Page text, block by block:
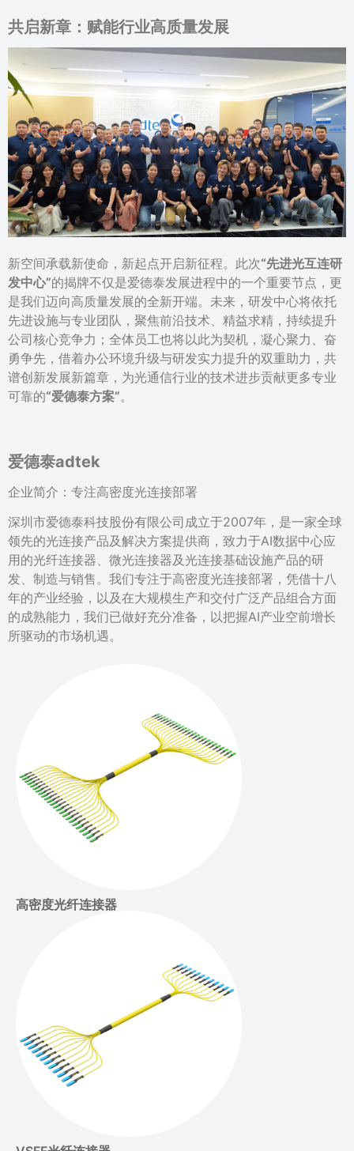
共启新章：赋能行业高质量发展
新空间承载新使命，新起点开启新征程。此次“先进光互连研
发中心”的揭牌不仅是爱德泰发展进程中的一个重要节点，更
是我们迈向高质量发展的全新开端。未来，研发中心将依托
先进设施与专业团队，聚焦前沿技术、精益求精，持续提升
公司核心竞争力；全体员工也将以此为契机，凝心聚力、奋
勇争先，借着办公环境升级与研发实力提升的双重助力，共
谱创新发展新篇章，为光通信行业的技术进步贡献更多专业
可靠的“爱德泰方案”。
爱德泰adtek
企业简介：专注高密度光连接部署
深圳市爱德泰科技股份有限公司成立于2007年，是一家全球
领先的光连接产品及解决方案提供商，致力于AI数据中心应
用的光纤连接器、微光连接器及光连接基础设施产品的研
发、制造与销售。我们专注于高密度光连接部署，凭借十八
年的产业经验，以及在大规模生产和交付广泛产品组合方面
的成熟能力，我们已做好充分准备，以把握AI产业空前增长
所驱动的市场机遇。
高密度光纤连接器